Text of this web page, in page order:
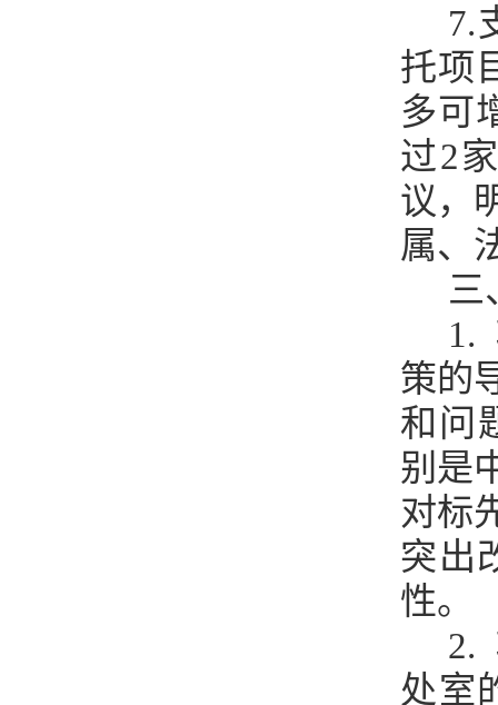
7.
托项
多可
过2
议，
属、
三
1.
策的
和问
别是
对标
突出
性。
2.
处室